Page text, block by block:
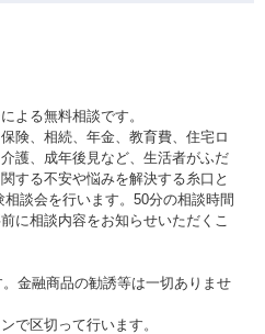
よる無料相談です。
険、相続、年金、教育費、住宅ロ
護、成年後見など、生活者がふだ
する不安や悩みを解決する糸口と
談会を行います。50分の相談時間
に相談内容をお知らせいただくこ
金融商品の勧誘等は一切ありませ
で区切って行います。